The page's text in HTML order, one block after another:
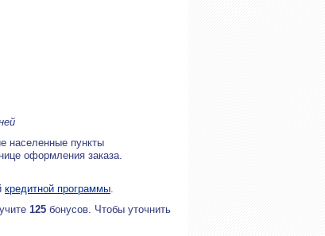
населенные пункты
оформления заказа.
кредитной программы.
125 бонусов. Чтобы уточнить